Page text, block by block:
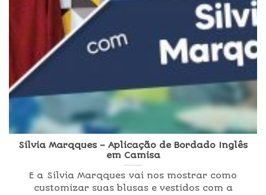
Silvia Marqques – Aplicação de Bordado Inglês
em Camisa
E a Silvia Marqques vai nos mostrar como
customizar suas blusas e vestidos com a